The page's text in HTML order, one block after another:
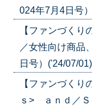
024年7月4日号
【ファンづく
／女性向け商品
日号）('24/07/01)
【ファンづく
ｓ> ａｎｄ／Ｓ